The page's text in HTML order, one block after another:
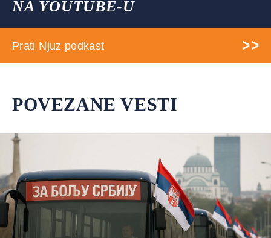
NA YOUTUBE-U
Prati Njuz podkast
POVEZANE VESTI